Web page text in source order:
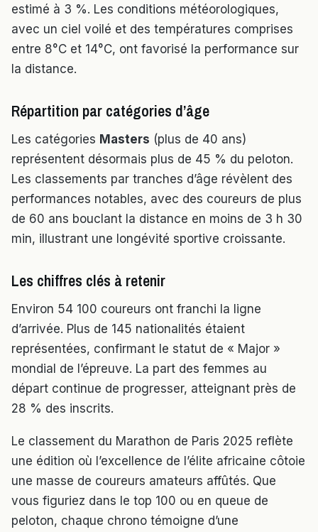
estimé à 3 %. Les conditions météorologiques,
avec un ciel voilé et des températures comprises
entre 8°C et 14°C, ont favorisé la performance sur
la distance.
Répartition par catégories d’âge
Les catégories Masters (plus de 40 ans)
représentent désormais plus de 45 % du peloton.
Les classements par tranches d’âge révèlent des
performances notables, avec des coureurs de plus
de 60 ans bouclant la distance en moins de 3 h 30
min, illustrant une longévité sportive croissante.
Les chiffres clés à retenir
Environ 54 100 coureurs ont franchi la ligne
d’arrivée. Plus de 145 nationalités étaient
représentées, confirmant le statut de « Major »
mondial de l’épreuve. La part des femmes au
départ continue de progresser, atteignant près de
28 % des inscrits.
Le classement du Marathon de Paris 2025 reflète
une édition où l’excellence de l’élite africaine côtoie
une masse de coureurs amateurs affûtés. Que
vous figuriez dans le top 100 ou en queue de
peloton, chaque chrono témoigne d’une